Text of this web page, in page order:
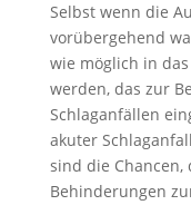
Selbst wenn die
vorübergehend
wie möglich in
werden, das zur
Schlaganfällen
akuter
sind die
Behinderungen